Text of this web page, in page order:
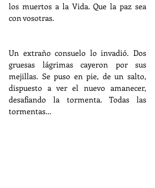
los muertos a la Vida. Que la paz sea
con vosotras.
Un extraño consuelo lo invadió. Dos
gruesas lágrimas cayeron por sus
mejillas. Se puso en pie, de un salto,
dispuesto a ver el nuevo amanecer,
desafiando la tormenta. Todas las
tormentas...